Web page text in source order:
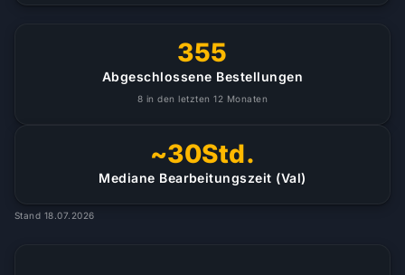
355
Abgeschlossene Bestellungen
8 in den letzten 12 Monaten
~30Std.
Mediane Bearbeitungszeit (Val)
Stand 18.07.2026